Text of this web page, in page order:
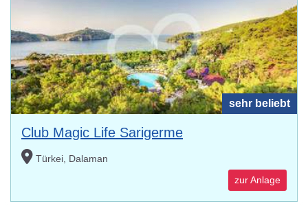
sehr beliebt
Club Magic Life Sarigerme
Türkei, Dalaman
zur Anlage